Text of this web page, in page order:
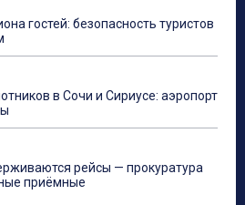
гостей: безопасность туристов
в Сочи и Сириусе: аэропорт
рейсы — прокуратура
приёмные